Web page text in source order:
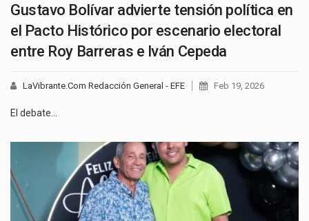
Gustavo Bolívar advierte tensión política en
el Pacto Histórico por escenario electoral
entre Roy Barreras e Iván Cepeda
LaVibrante.Com Redacción General - EFE Feb 19, 2026
El debate…